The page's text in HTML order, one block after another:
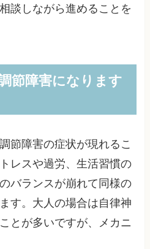
談しながら進めることを
節障害になります
節障害の症状が現れるこ
レスや過労、生活習慣の
バランスが崩れて同様の
す。大人の場合は自律神
とが多いですが、メカニ